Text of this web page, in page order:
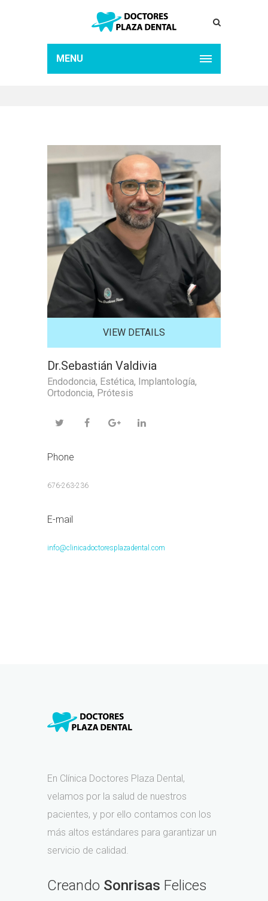
MENU
VIEW DETAILS
Dr.Sebastián Valdivia
Endodoncia, Estética, Implantología,
Ortodoncia, Prótesis
Phone
676-263-236
E-mail
info@clinicadoctoresplazadental.com
En Clínica Doctores Plaza Dental,
velamos por la salud de nuestros
pacientes, y por ello contamos con los
más altos estándares para garantizar un
servicio de calidad.
Creando Sonrisas Felices